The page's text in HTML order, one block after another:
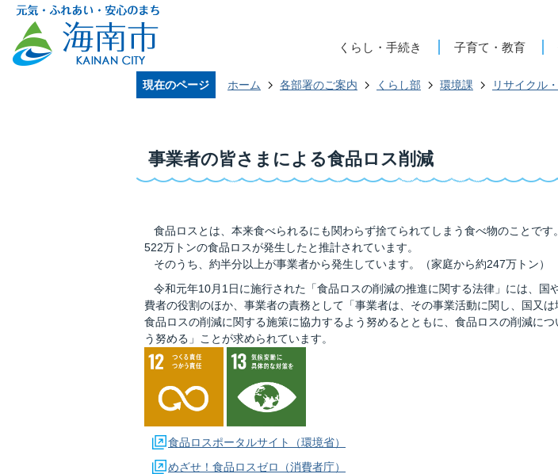
くらし・手続き 子育て・教育
現在のページ ホーム 各部署のご案内 くらし部 環境課 リサイクル
事業者の皆さまによる食品ロス削減
食品ロスとは、本来食べられるにも関わらず捨てられてしまう食べ物のことです
522万トンの食品ロスが発生したと推計されています。
そのうち、約半分以上が事業者から発生しています。（家庭から約247万トン）
令和元年10月1日に施行された「食品ロスの削減の推進に関する法律」には、国
費者の役割のほか、事業者の責務として「事業者は、その事業活動に関し、国又
食品ロスの削減に関する施策に協力するよう努めるとともに、食品ロスの削減につ
う努める」ことが求められています。
食品ロスポータルサイト（環境省）
めざせ！食品ロスゼロ（消費者庁）